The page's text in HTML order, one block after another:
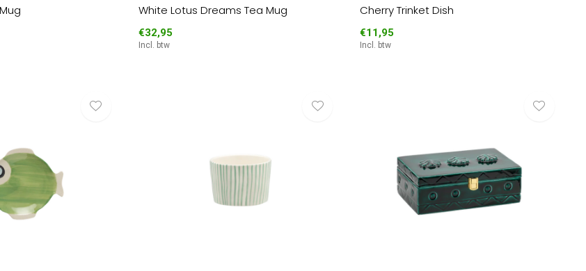
White Lotus Dreams Tea Mug
€32,95
Incl. btw
Cherry Trinket Dish
€11,95
Incl. btw